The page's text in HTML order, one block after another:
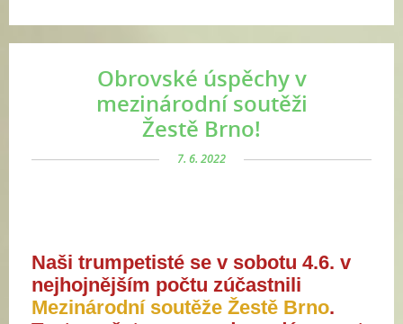
Obrovské úspěchy v
mezinárodní soutěži
Žestě Brno!
7. 6. 2022
Naši trumpetisté se v sobotu 4.6. v
nejhojnějším počtu
Mezinárodní soutěže Žestě Brno